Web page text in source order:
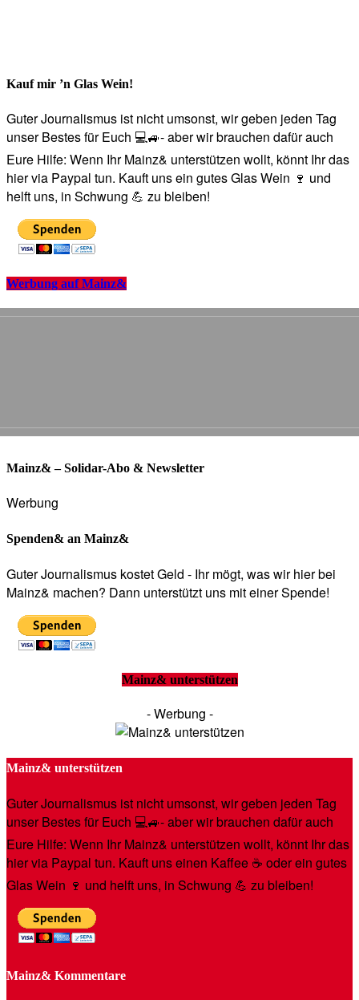
Kauf mir ’n Glas Wein!
Guter Journalismus ist nicht umsonst, wir geben jeden Tag
unser Bestes für Euch 💻🚙- aber wir brauchen dafür auch
Eure Hilfe: Wenn Ihr Mainz& unterstützen wollt, könnt Ihr das
hier via Paypal tun. Kauft uns ein gutes Glas Wein 🍷 und
helft uns, in Schwung 💪 zu bleiben!
Werbung auf Mainz&
Mainz& – Solidar-Abo & Newsletter
Werbung
Spenden& an Mainz&
Guter Journalismus kostet Geld - Ihr mögt, was wir hier bei
Mainz& machen? Dann unterstützt uns mit einer Spende!
Mainz& unterstützen
- Werbung -
Mainz& unterstützen
Guter Journalismus ist nicht umsonst, wir geben jeden Tag
unser Bestes für Euch 💻🚙- aber wir brauchen dafür auch
Eure Hilfe: Wenn Ihr Mainz& unterstützen wollt, könnt Ihr das
hier via Paypal tun. Kauft uns einen Kaffee ☕️ oder ein gutes
Glas Wein 🍷 und helft uns, in Schwung 💪 zu bleiben!
Mainz& Kommentare